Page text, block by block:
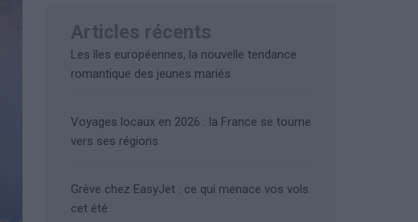
Articles récents
Les îles européennes, la nouvelle tendance
romantique des jeunes mariés
Voyages locaux en 2026 : la France se tourne
vers ses régions
Grève chez EasyJet : ce qui menace vos vols
cet été